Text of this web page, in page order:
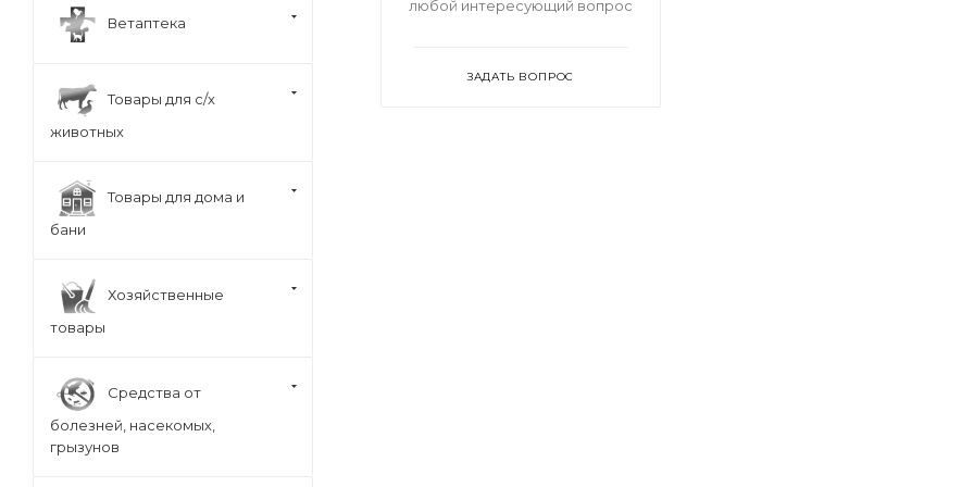
любой интересующий вопрос
ЗАДАТЬ ВОПРОС
Ветаптека
Товары для с/х
животных
Товары для дома и
бани
Хозяйственные
товары
Средства от
болезней, насекомых,
грызунов